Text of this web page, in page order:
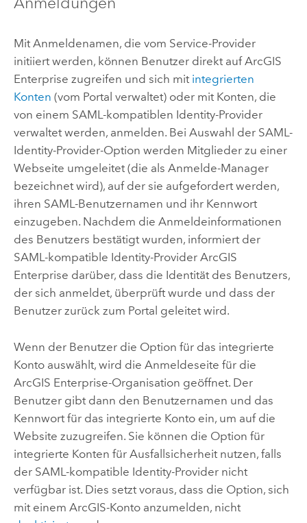
Mit Anmeldenamen, die vom Service-Provider
initiiert werden, können Benutzer direkt aufArcGIS
Enterprise zugreifen und sich mit integrierten
Konten (vom Portal verwaltet) oder mit Konten, die
von einem SAML-kompatiblen Identity-Provider
verwaltet werden, anmelden. Bei Auswahl der SAML-
Identity-Provider-Option werden Mitglieder zu einer
Webseite umgeleitet (die als Anmelde-Manager
bezeichnet wird), auf der sie aufgefordert werden,
ihren SAML-Benutzernamen und ihr Kennwort
einzugeben. Nachdem die Anmeldeinformationen
des Benutzers bestätigt wurden, informiert der
SAML-kompatible Identity-Provider ArcGIS
Enterprise darüber, dass die Identität des Benutzers,
der sich anmeldet, überprüft wurde und dass der
Benutzer zurück zum Portal geleitet wird.
Wenn der Benutzer die Option für das integrierte
Konto auswählt, wird die Anmeldeseite für die
ArcGIS Enterprise-Organisation geöffnet. Der
Benutzer gibt dann den Benutzernamen und das
Kennwort für das integrierte Konto ein, um auf die
Website zuzugreifen. Sie können die Option für
integrierte Konten für Ausfallsicherheit nutzen, falls
der SAML -kompatible Identity-Provider nicht
verfügbar ist. Dies setzt voraus, dass die Option, sich
mit einem ArcGIS-Konto anzumelden, nicht